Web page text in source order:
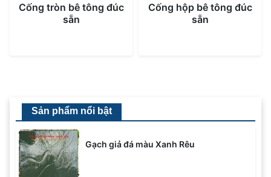
Cống tròn bê tông đúc
sẵn
Cống hộp bê tông đúc
sẵn
Sản phẩm nổi bật
Gạch giả đá màu Xanh Rêu